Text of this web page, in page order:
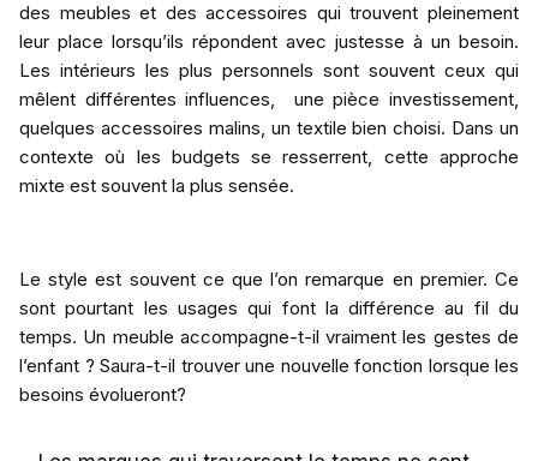
des meubles et des accessoires qui trouvent pleinement
leur place lorsqu’ils répondent avec justesse à un besoin.
Les intérieurs les plus personnels sont souvent ceux qui
mêlent différentes influences, une pièce investissement,
quelques accessoires malins, un textile bien choisi. Dans un
contexte où les budgets se resserrent, cette approche
mixte est souvent la plus sensée.
Le style est souvent ce que l’on remarque en premier. Ce
sont pourtant les usages qui font la différence au fil du
temps. Un meuble accompagne-t-il vraiment les gestes de
l’enfant ? Saura-t-il trouver une nouvelle fonction lorsque les
besoins évolueront?